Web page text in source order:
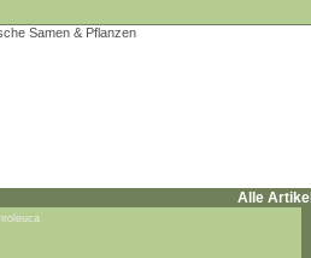
Alle Artikel